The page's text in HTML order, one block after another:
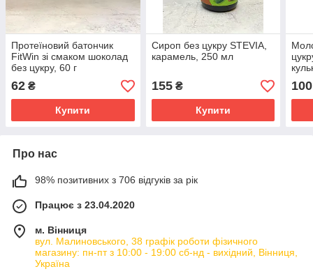
Протеїновий батончик
FitWin зі смаком шоколад
без цукру, 60 г
62 ₴
Купити
Сироп без цукру STEVIA,
карамель, 250 мл
155₴
Купити
100
Про нас
98% позитивних з 706 відгуків за рік
Працює з 23.04.2020
м. Вінниця
вул. Малиновського, 38 графік роботи фізичного
магазину: пн-пт з 10:00 - 19:00 сб-нд - вихідний, Вінниця,
Україна